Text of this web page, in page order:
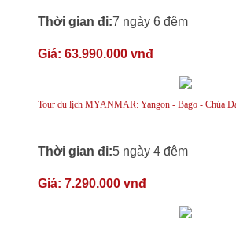
Thời gian đi:7 ngày 6 đêm
Giá: 63.990.000 vnđ
Tour du lịch MYANMAR: Yangon - Bago - Chùa
Thời gian đi:5 ngày 4 đêm
Giá: 7.290.000 vnđ